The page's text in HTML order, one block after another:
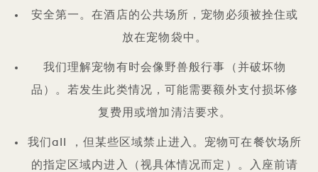
安全第一。在酒店的公共场所，宠物必须被拴住或
放在宠物袋中。
我们理解宠物有时会像野兽般行事（并破坏物
品）。若发生此类情况，可能需要额外支付损坏修
复费用或增加清洁要求。
我们all ，但某些区域禁止进入。宠物可在餐饮场所
的指定区域内进入（视具体情况而定）。入座前请